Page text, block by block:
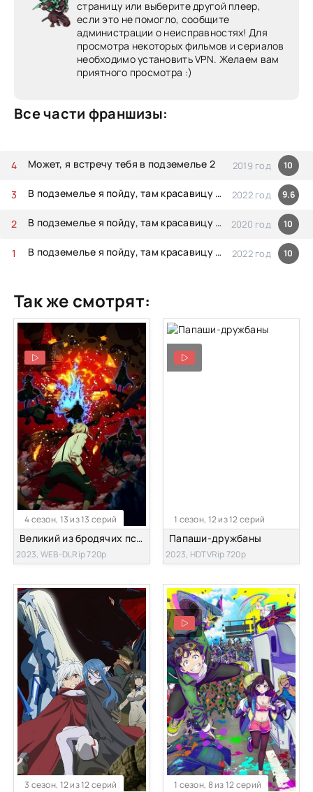
страницу или выберите другой плеер,
если это не помогло, сообщите
администрации о неисправностях! Для
просмотра некоторых фильмов и сериалов
необходимо установить VPN. Желаем вам
приятного просмотра :)
Все части франшизы:
В подземелье я пойду, там красавицу найду! 4 (часть 2) 2022 год 10
В подземелье я пойду, там красавицу найду! [ТВ-3] 2020 год 10
В подземелье я пойду, там красавицу найду! [ТВ-4] 2022 год 9.6
Может, я встречу тебя в подземелье 2 2019 год 10
Так же смотрят:
4 сезон, 13 из 13 серий
Великий из бродячих псов [ТВ-4]
2023, WEB-DLRip 720p
1 сезон, 12 из 12 серий
Папаши-дружбаны
2023, HDTVRip 720p
3 сезон, 12 из 12 серий 1 сезон, 8 из 12 серий